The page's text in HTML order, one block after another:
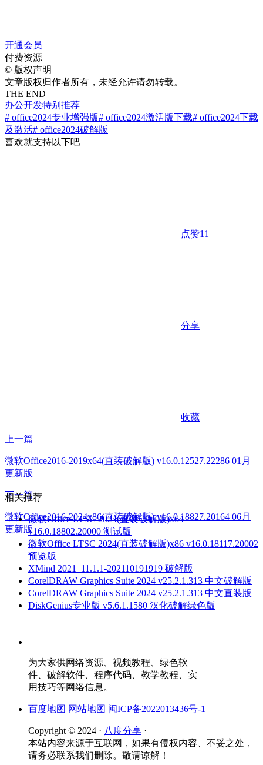
开通会员
付费资源
© 版权声明
文章版权归作者所有，未经允许请勿转载。
THE END
办公开发特别推荐
# office2024专业增强版# office2024激活版下载# office2024下载
及激活# office2024破解版
喜欢就支持以下吧
点赞11
分享
收藏
上一篇
微软Office2016-2019x64(直装破解版) v16.0.12527.22286 01月
更新版
下一篇
微软Office2016-2024x86(直装破解版) v16.0.18827.20164 06月
更新版
相关推荐
微软Office LTSC 2024(直装破解版)x64
v16.0.18802.20000 测试版
微软Office LTSC 2024(直装破解版)x86 v16.0.18117.20002
预览版
XMind 2021_11.1.1-202110191919 破解版
CorelDRAW Graphics Suite 2024 v25.2.1.313 中文破解版
CorelDRAW Graphics Suite 2024 v25.2.1.313 中文直装版
DiskGenius专业版 v5.6.1.1580 汉化破解绿色版
为大家供网络资源、视频教程、绿色软
件、破解软件、程序代码、教学教程、实
用技巧等网络信息。
百度地图 网站地图 闽ICP备2022013436号-1
Copyright © 2024 · 八度分享 ·
本站内容来源于互联网，如果有侵权内容、不妥之处，
请务必联系我们删除。敬请谅解！